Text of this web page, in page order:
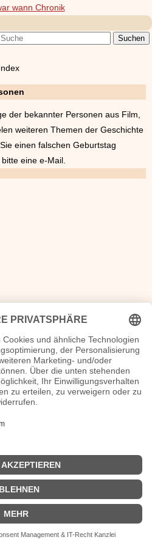
der bekannter Personen aus Film,
weiteren Themen der Geschichte
einen falschen Geburtstag
eine e-Mail.
Impressum